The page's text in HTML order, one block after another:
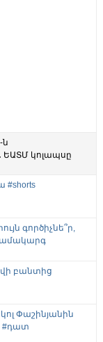
ն
ԵԱՏՄ կոլապսը
#shorts
գործիչնե՞ր,
բանտից
Փաշինյանին
#դատ